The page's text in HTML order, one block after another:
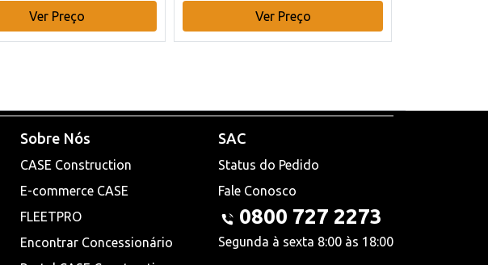
Ver Preço
Ver Preço
Sobre Nós
CASE Construction
E-commerce CASE
FLEETPRO
Encontrar Concessionário
SAC
Status do Pedido
Fale Conosco
0800 727 2273
Segunda à sexta 8:00 às 18:00